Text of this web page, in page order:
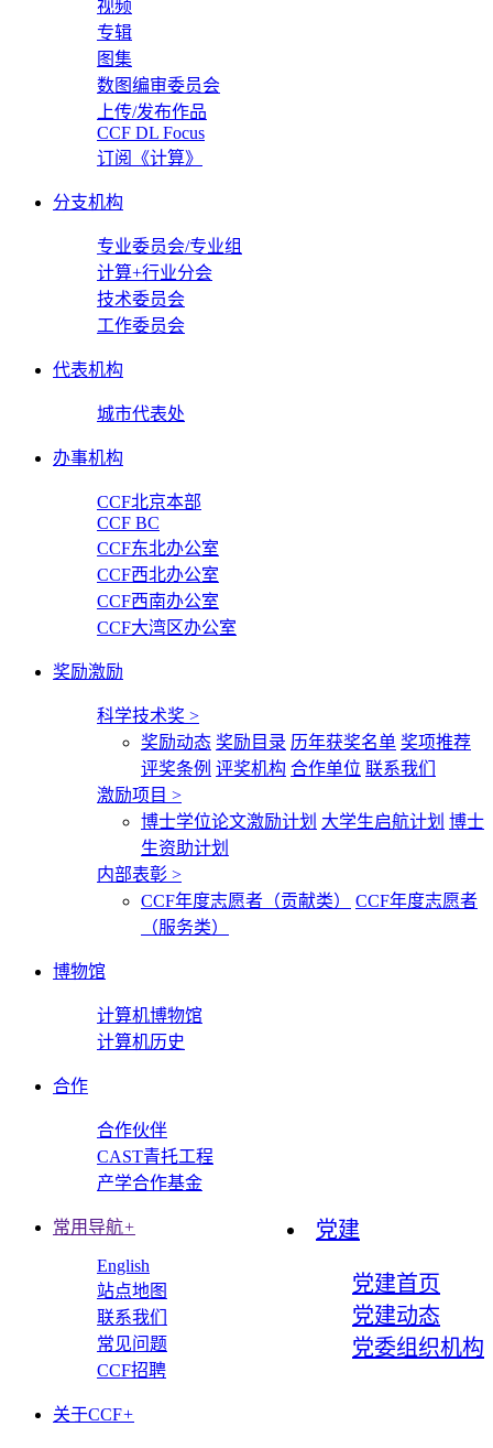
视频
专辑
图集
数图编审委员会
上传/发布作品
CCF DL Focus
订阅《计算》
分支机构
专业委员会/专业组
计算+行业分会
技术委员会
工作委员会
代表机构
城市代表处
办事机构
CCF北京本部
CCF BC
CCF东北办公室
CCF西北办公室
CCF西南办公室
CCF大湾区办公室
奖励激励
科学技术奖 >
奖励动态 奖励目录 历年获奖名单 奖项推荐
评奖条例 评奖机构 合作单位 联系我们
激励项目 >
博士学位论文激励计划 大学生启航计划 博士
生资助计划
内部表彰 >
CCF年度志愿者（贡献类）
CCF年度志愿者
（服务类）
博物馆
计算机博物馆
计算机历史
合作
合作伙伴
CAST青托工程
产学合作基金
党建
党建首页
党建动态
党委组织机构
常用导航+
English
站点地图
联系我们
常见问题
CCF招聘
关于CCF+